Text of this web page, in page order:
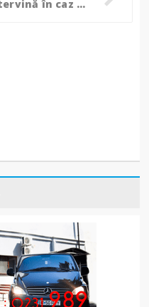
Pompierii, pregătiți să intervină în caz de urgență, la manifestările religioase și artistice de la Vorona!